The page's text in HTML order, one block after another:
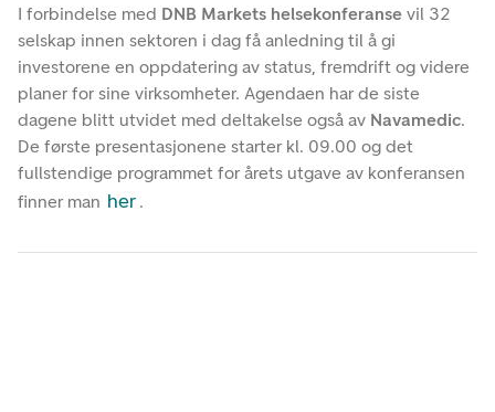
I forbindelse med DNB Markets helsekonferanse vil 32
selskap innen sektoren i dag få anledning til å gi
investorene en oppdatering av status, fremdrift og videre
planer for sine virksomheter. Agendaen har de siste
dagene blitt utvidet med deltakelse også av Navamedic.
De første presentasjonene starter kl. 09.00 og det
fullstendige programmet for årets utgave av konferansen
finner man her .